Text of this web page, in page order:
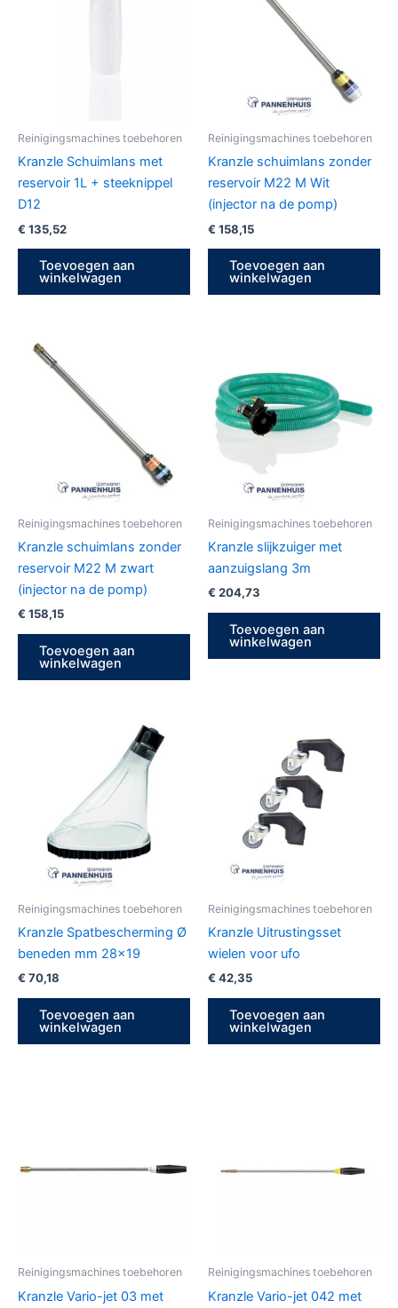
Reinigingsmachines toebehoren
Kranzle Schuimlans met
reservoir 1L + steeknippel
D12
€ 135,52
Toevoegen aan
winkelwagen
Reinigingsmachines toebehoren
Kranzle schuimlans zonder
reservoir M22 M Wit
(injector na de pomp)
€ 158,15
Toevoegen aan
winkelwagen
Reinigingsmachines toebehoren
Kranzle schuimlans zonder
reservoir M22 M zwart
(injector na de pomp)
€ 158,15
Toevoegen aan
winkelwagen
Reinigingsmachines toebehoren
Kranzle slijkzuiger met
aanzuigslang 3m
€ 204,73
Toevoegen aan
winkelwagen
Reinigingsmachines toebehoren
Kranzle Spatbescherming Ø
beneden mm 28×19
€ 70,18
Toevoegen aan
winkelwagen
Reinigingsmachines toebehoren
Kranzle Uitrustingsset
wielen voor ufo
€ 42,35
Toevoegen aan
winkelwagen
Reinigingsmachines toebehoren
Kranzle Vario-jet 03 met
Reinigingsmachines toebehoren
Kranzle Vario-jet 042 met